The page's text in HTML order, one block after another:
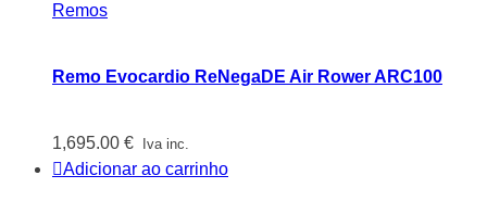
Remos
Remo Evocardio ReNegaDE Air Rower ARC100
1,695.00 € Iva inc.
Adicionar ao carrinho